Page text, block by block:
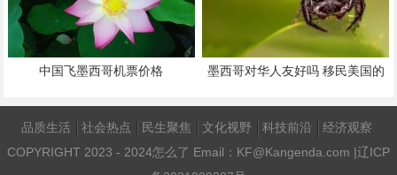
中国飞墨西哥机票价格
墨西哥对华人友好吗 移民美国的
品质生活 社会热点 民生聚焦 文化视野 科技前沿
经济观察
COPYRIGHT 2023 - 2024怎么了 Email：KF@Kangenda.com |辽ICP